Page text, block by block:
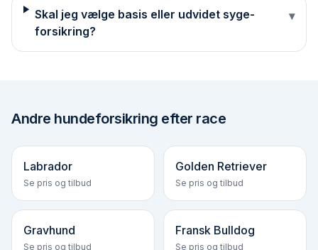
Skal jeg vælge basis eller udvidet syge­
forsikring?
▾
Andre hundeforsikring efter race
Labrador
Se pris og tilbud
Golden Retriever
Se pris og tilbud
Gravhund
Se pris og tilbud
Fransk Bulldog
Se pris og tilbud